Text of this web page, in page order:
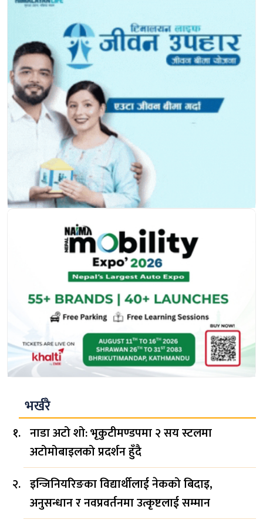
भर्खरै
नाडा अटो शो: भृकुटीमण्डपमा २ सय स्टलमा
अटोमोबाइलको प्रदर्शन हुँदै
इन्जिनियरिङका विद्यार्थीलाई नेकको बिदाइ,
अनुसन्धान र नवप्रवर्तनमा उत्कृष्टलाई सम्मान